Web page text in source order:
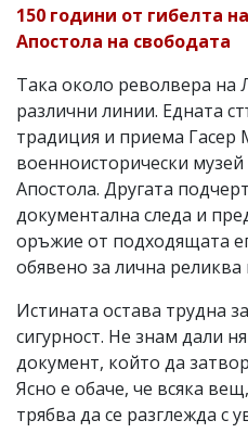
150 години от гибелта
Апостола на свободата
Така около револвера на
различни линии. Едната
традиция и приема
военноисторически
Апостола. Другата
документална следа и
оръжие от подходящата
обявено за лична реликва
Истината остава трудна
сигурност. Не знам дали
документ, който да
Ясно е обаче, че всяка
трябва да се разглежда с